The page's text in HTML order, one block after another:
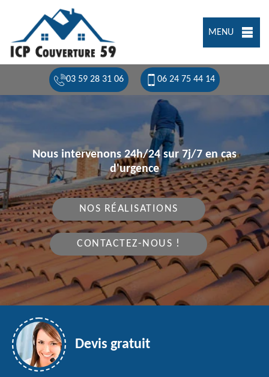
MENU
03 59 28 31 06 06 24 75 44 14
Nous intervenons 24h/24 sur 7j/7 en cas
d'urgence
NOS RÉALISATIONS
CONTACTEZ-NOUS !
Devis gratuit